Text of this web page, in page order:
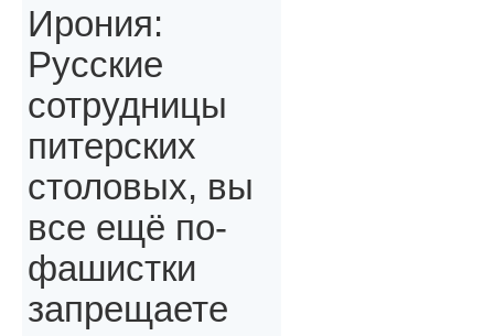
Ирония:
Русские
сотрудницы
питерских
столовых, вы
все ещё по-
фашистки
запрещаете